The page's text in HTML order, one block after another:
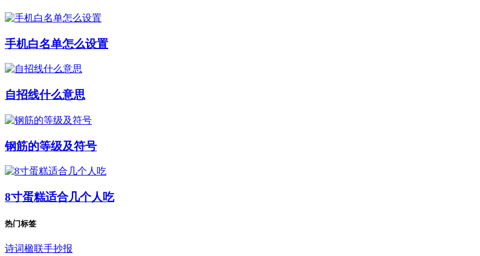
手机白名单怎么设置
自招线什么意思
钢筋的等级及符号
8寸蛋糕适合几个人吃
热门标签
诗词楹联手抄报